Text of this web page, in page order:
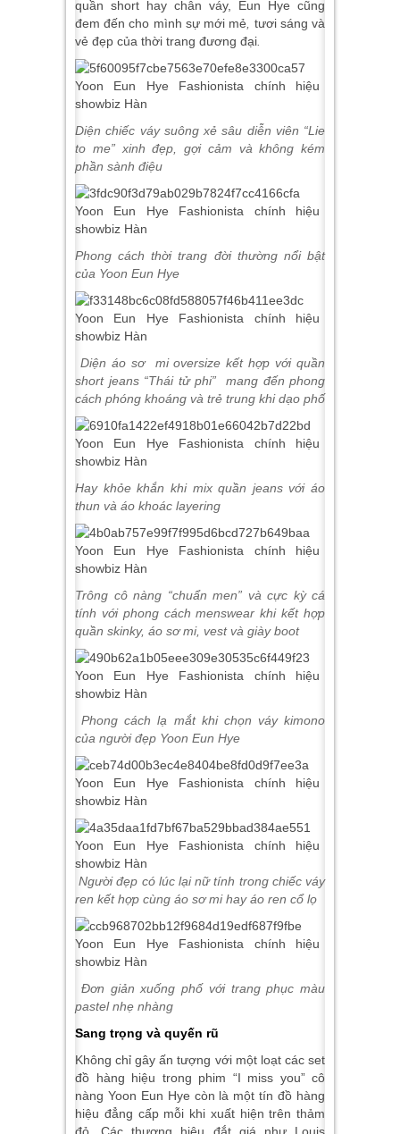
quần short hay chân váy, Eun Hye cũng
đem đến cho mình sự mới mẻ
tươi sáng và
vẻ đẹp của thời trang đương đại
Diện chiếc váy suông xẻ sâu diễn viên “Lie
to me” xinh đẹp, gợi cảm và không kém
phần sành điệu
Phong cách thời trang đời thường nổi bật
của Yoon Eun Hye
Diện áo sơ mi oversize kết hợp với quần
short jeans “Thái tử phi” mang đến phong
cách phóng khoáng và trẻ trung khi dạo phố
Hay khỏe khắn khi mix quần jeans với áo
thun và áo khoác layering
Trông cô nàng “chuẩn men” và cực kỳ cá
tính với phong cách menswear khi kết hợp
quần skinky, áo sơ mi, vest và giày boot
Phong cách lạ mắt khi chọn váy kimono
của người đẹp Yoon Eun Hye
Người đẹp có lúc lại nữ tính trong chiếc váy
ren kết hợp cùng áo sơ mi hay áo ren cổ lọ
Đơn giản xuống phố với trang phục màu
pastel nhẹ nhàng
Sang trọng và quyến rũ
Không chỉ gây ấn tượng với một loạt các set
đồ hàng hiệu trong phim “I miss you” cô
nàng Yoon Eun Hye còn là một tín đồ hàng
hiệu đẳng cấp mỗi khi xuất hiện trên thảm